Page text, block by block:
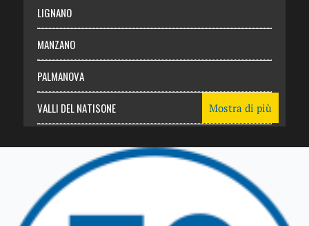
LIGNANO
MANZANO
PALMANOVA
VALLI DEL NATISONE
TRICESIMO
TARCENTO
Mostra di più